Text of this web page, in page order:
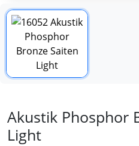
Akustik Phosphor
Light